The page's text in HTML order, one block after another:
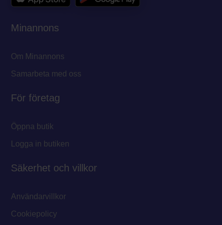
Minannons
Om Minannons
Samarbeta med oss
För företag
Öppna butik
Logga in butiken
Säkerhet och villkor
Användarvillkor
Cookiepolicy